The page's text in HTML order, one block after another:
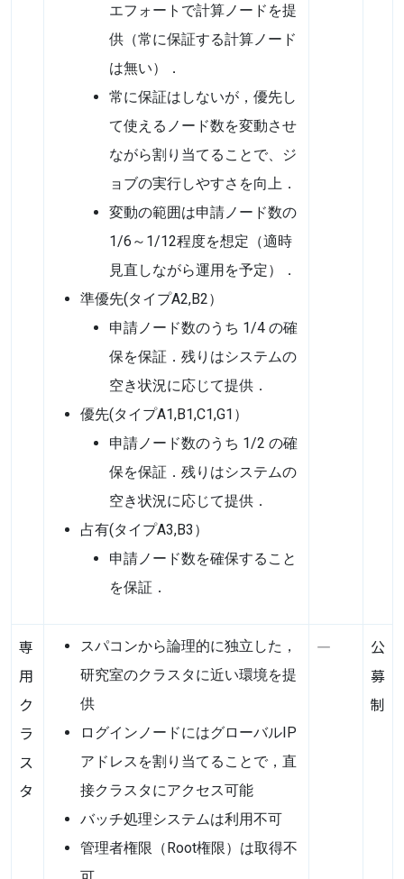
エフォートで計算ノードを提
供（常に保証する計算ノード
は無い）．
常に保証はしないが，優先し
て使えるノード数を変動させ
ながら割り当てることで、ジ
ョブの実行しやすさを向上．
変動の範囲は申請ノード数の
1/6～1/12程度を想定（適時
見直しながら運用を予定）．
準優先(タイプA2,B2）
申請ノード数のうち 1/4 の確
保を保証．残りはシステムの
空き状況に応じて提供．
優先(タイプA1,B1,C1,G1）
申請ノード数のうち 1/2 の確
保を保証．残りはシステムの
空き状況に応じて提供．
占有(タイプA3,B3）
申請ノード数を確保すること
を保証．
専
用
ク
ラ
ス
タ
スパコンから論理的に独立した，
研究室のクラスタに近い環境を提
供
ログインノードにはグローバルIP
アドレスを割り当てることで，直
接クラスタにアクセス可能
バッチ処理システムは利用不可
管理者権限（Root権限）は取得不
―
公
募
制